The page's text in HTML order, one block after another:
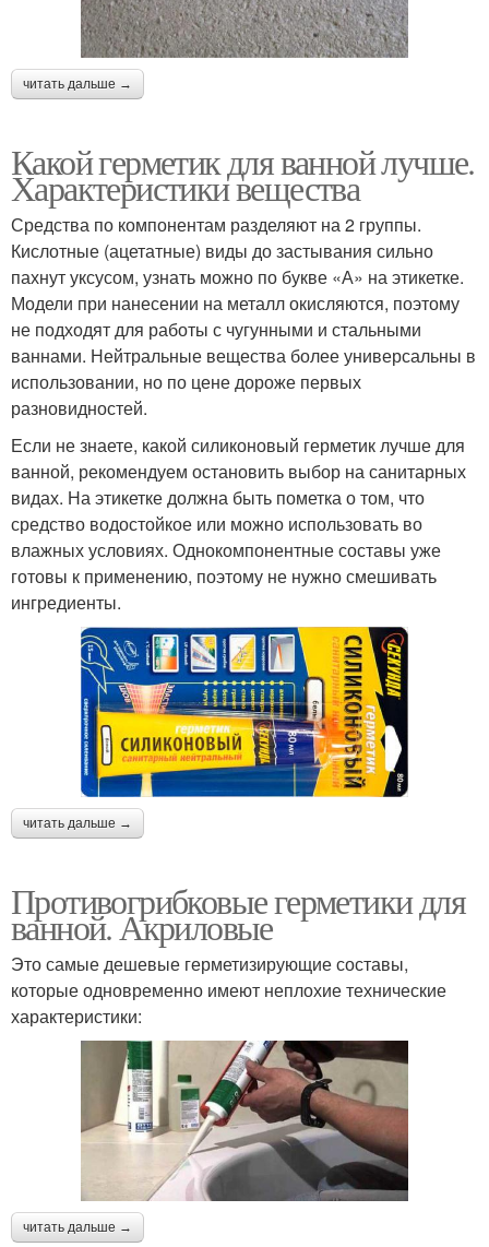
читать дальше →
Какой герметик для ванной лучше.
Характеристики вещества
Средства по компонентам разделяют на 2 группы.
Кислотные (ацетатные) виды до застывания сильно
пахнут уксусом, узнать можно по букве «А» на этикетке.
Модели при нанесении на металл окисляются, поэтому
не подходят для работы с чугунными и стальными
ваннами. Нейтральные вещества более универсальны в
использовании, но по цене дороже первых
разновидностей.
Если не знаете, какой силиконовый герметик лучше для
ванной, рекомендуем остановить выбор на санитарных
видах. На этикетке должна быть пометка о том, что
средство водостойкое или можно использовать во
влажных условиях. Однокомпонентные составы уже
готовы к применению, поэтому не нужно смешивать
ингредиенты.
читать дальше →
Противогрибковые герметики для
ванной. Акриловые
Это самые дешевые герметизирующие составы,
которые одновременно имеют неплохие технические
характеристики:
читать дальше →